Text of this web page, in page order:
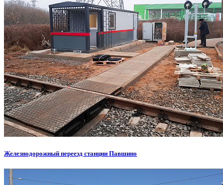
Железнодорожный переезд станции Павшино